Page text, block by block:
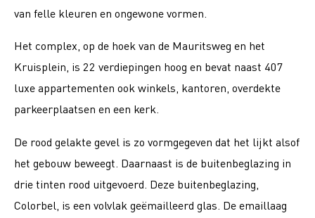
van felle kleuren en ongewone vormen.
Het complex, op de hoek van de Mauritsweg en het
Kruisplein, is 22 verdiepingen hoog en bevat naast 407
luxe appartementen ook winkels, kantoren, overdekte
parkeerplaatsen en een kerk.
De rood gelakte gevel is zo vormgegeven dat het lijkt alsof
het gebouw beweegt. Daarnaast is de buitenbeglazing in
drie tinten rood uitgevoerd. Deze buitenbeglazing,
Colorbel, is een volvlak geëmailleerd glas. De emaillaag